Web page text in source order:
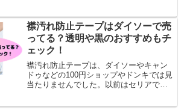
補正下着からセクシーランジェリー、ナ
イトブラまで幅広いイン...
襟汚れ防止テープはダイソーで売
ってる？透明や黒のおすすめもチ
ェック！
襟汚れ防止テープは、ダイソーやキャン
ドゥなどの100円ショップやドンキでは見
当たりませんでした。以前はセリアで売